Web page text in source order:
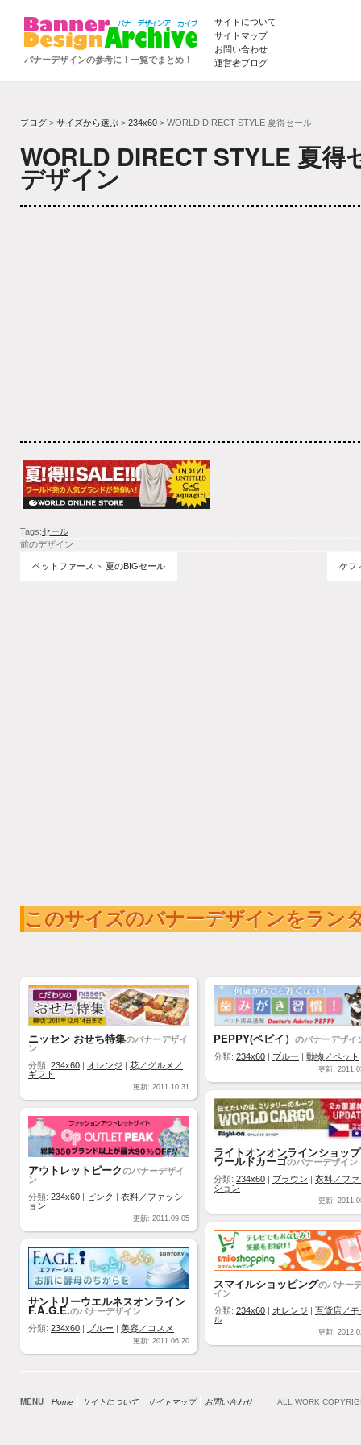
バナーデザインの参考に！一覧でまとめ！
サイトについて
サイトマップ
お問い合わせ
運営者ブログ
ブログ > サイズから選ぶ > 234x60 > WORLD DIRECT STYLE 夏得セール
WORLD DIRECT STYLE 夏得
デザイン
Tags:セール
前のデザイン
ペットファースト 夏のBIGセール ケフ
このサイズのバナーデザインをラン
ニッセン おせち特集のバナーデザイ
ン
分類: 234x60 オレンジ
花／グルメ／
ギフト
更新: 2011.10.31
PEPPY(ペピイ） のバナーデザイ
分類: 234x60 ブルー 動物／ペット
更新:
ライトオンオンラインショッ
ワールドカーゴのバナーデザイン
分類: 234x60 ブラウン
衣料／ファ
ション
更新:
アウトレットピークのバナーデザイ
ン
分類: 234x60 ピンク
衣料／ファッシ
ョン
更新: 2011.09.05
スマイルショッピングのバナー
イン
分類: 234x60 オレンジ
百貨店／モ
ル
更新:
サントリーウエルネスオンライン
F.A.G.E.のバナーデザイン
分類: 234x60 ブルー 美容／コスメ
更新: 2011.06.20
MENU Home サイトについて サイトマップ お問い合わせ ALL WORK